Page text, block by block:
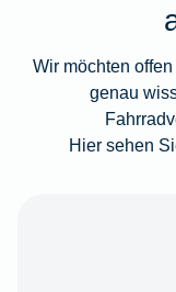
Wir möchten
genau
Hier sehen